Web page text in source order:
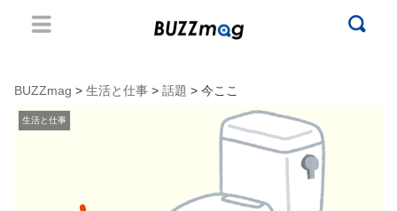
BUZZmag > 生活と仕事 > 話題 > 今ここ
生活と仕事